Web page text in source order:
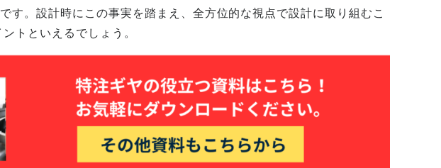
す。設計時にこの事実を踏まえ、全方位的な視点で設計に取り組むこ
トといえるでしょう。